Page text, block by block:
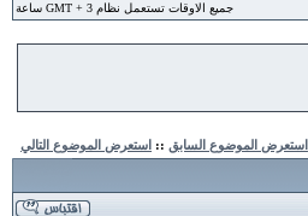
جميع الاوقات تستعمل نظام GMT + 3 ساعة
استعرض الموضوع السابق :: استعرض الموضوع التالي